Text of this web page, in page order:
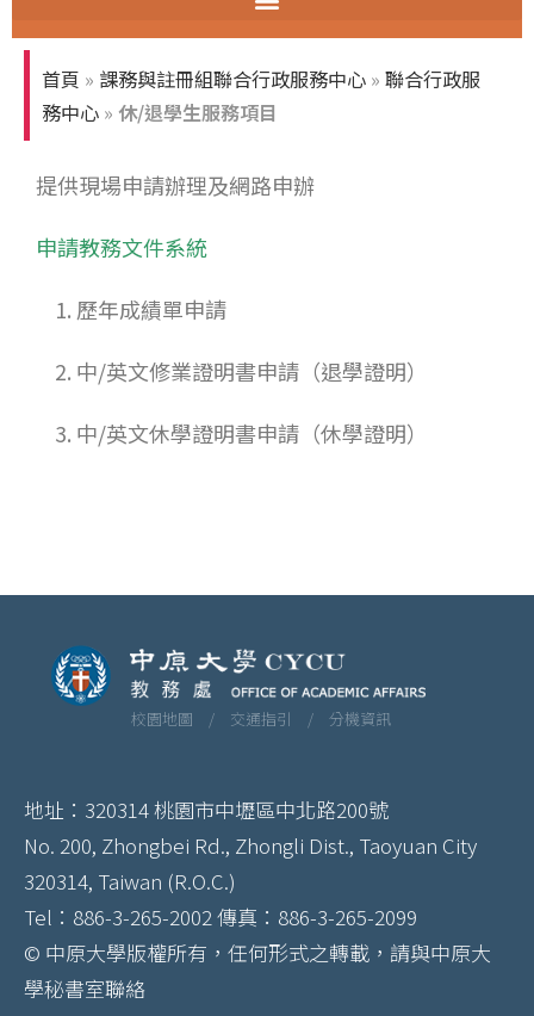
智慧教室教育訓練
首頁 » 課務與註冊組聯合行政服務中心 » 聯合行政服
務中心 » 休/退學生服務項目
提供現場申請辦理及網路申辦
申請教務文件系統
1. 歷年成績單申請
2. 中/英文修業證明書申請（退學證明）
3. 中/英文休學證明書申請（休學證明）
校園地圖 / 交通指引 / 分機資訊
地址：320314 桃園市中壢區中北路200號
No. 200, Zhongbei Rd., Zhongli Dist., Taoyuan City
320314, Taiwan (R.O.C.)
Tel：886-3-265-2002 傳真：886-3-265-2099
© 中原大學版權所有，任何形式之轉載，請與中原大
學秘書室聯絡